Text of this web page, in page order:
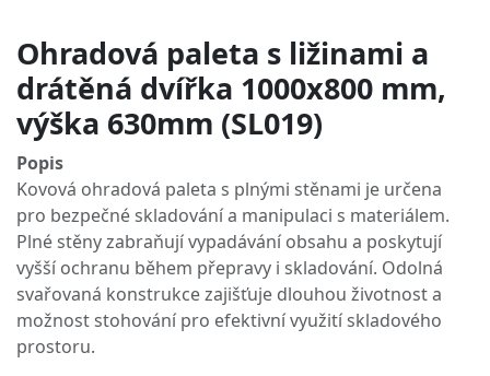
Ohradová paleta s ližinami a
drátěná dvířka 1000x800 mm,
výška 630mm (SL019)
Popis
Kovová ohradová paleta s plnými stěnami je určena
pro bezpečné skladování a manipulaci s materiálem.
Plné stěny zabraňují vypadávání obsahu a poskytují
vyšší ochranu během přepravy i skladování. Odolná
svařovaná konstrukce zajišťuje dlouhou životnost a
možnost stohování pro efektivní využití skladového
prostoru.